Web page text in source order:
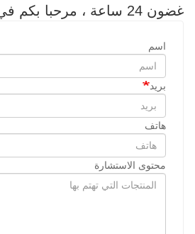
غضون 24 ساعة ، مرحبا بكم في الاستفسار!
اسم
بريد
هاتف
محتوى الاستشارة